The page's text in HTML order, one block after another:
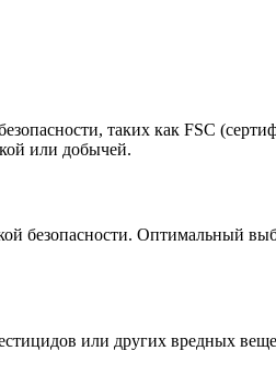
таких как FSC
или добычей.
безопасности. Оптимальный
или других вредных